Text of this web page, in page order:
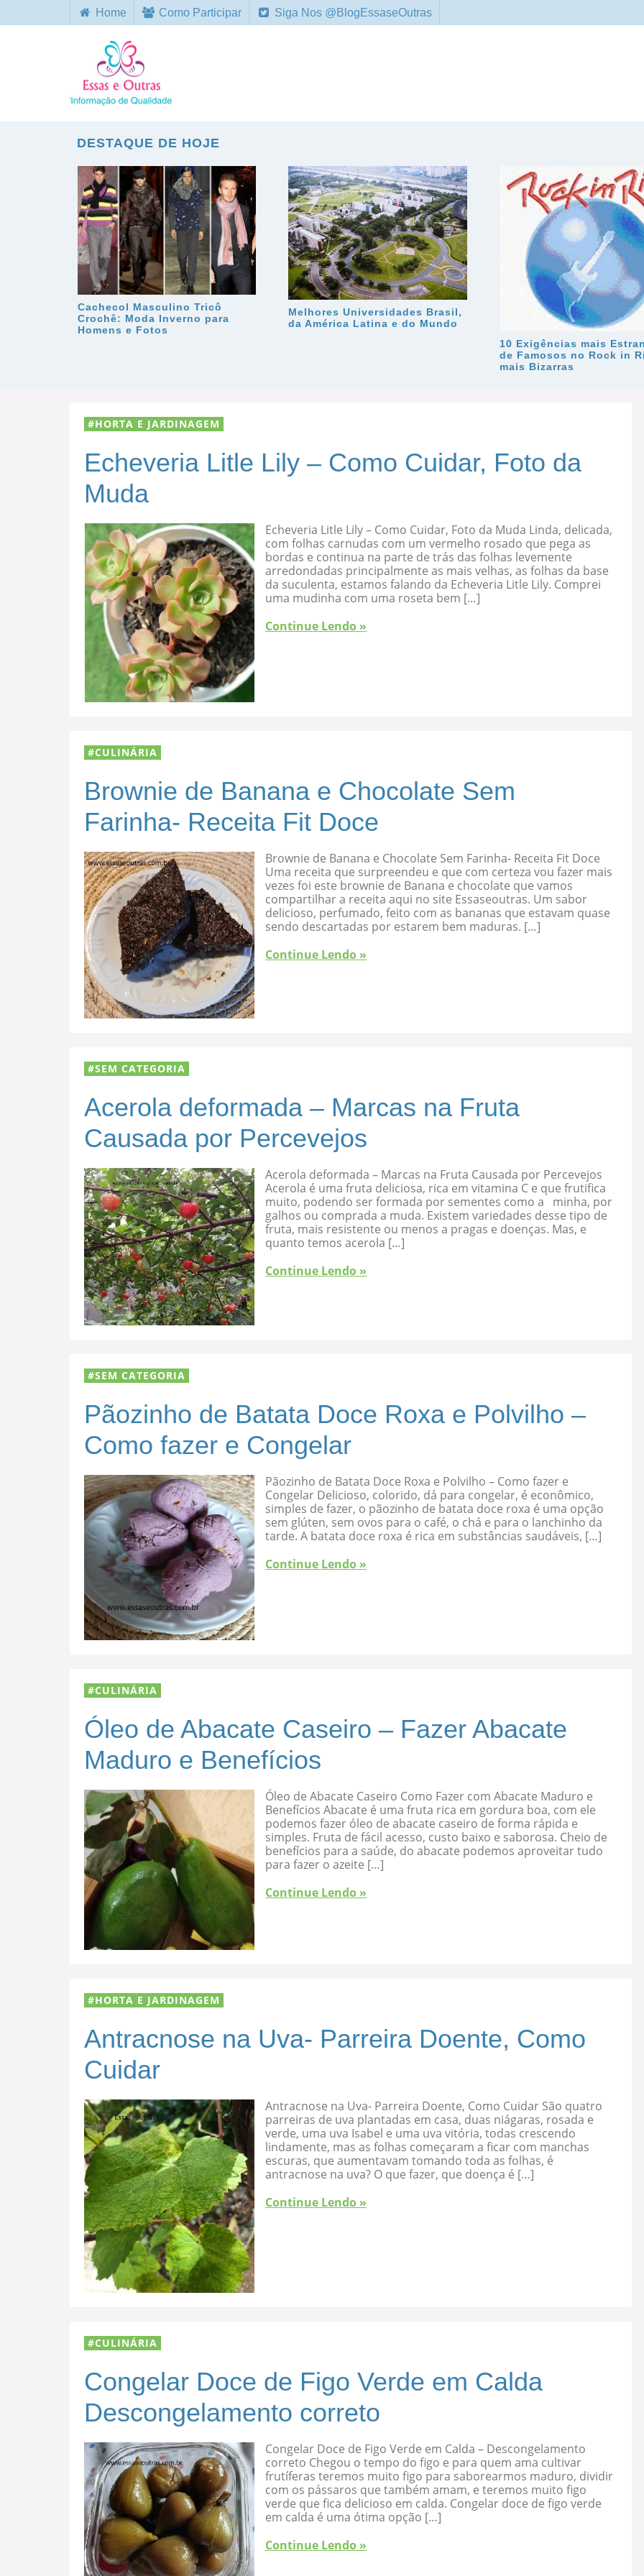
Home Como Participar Siga Nos @BlogEssaseOutras
DESTAQUE DE HOJE
Cachecol Masculino Tricô
Crochê: Moda Inverno para
Homens e Fotos
Melhores Universidades Brasil,
da América Latina e do Mundo
10 Exigências mais
de Famosos no Rock in
mais Bizarras
HORTA E JARDINAGEM
Echeveria Litle Lily – Como Cuidar, Foto da
Muda
Echeveria Litle Lily – Como Cuidar, Foto da Muda Linda, delicada,
com folhas carnudas com um vermelho rosado que pega as
bordas e continua na parte de trás das folhas levemente
arredondadas principalmente as mais velhas, as folhas da base
da suculenta, estamos falando da Echeveria Litle Lily. Comprei
uma mudinha com uma roseta bem […]
Continue Lendo »
CULINÁRIA
Brownie de Banana e Chocolate Sem
Farinha- Receita Fit Doce
Brownie de Banana e Chocolate Sem Farinha- Receita Fit Doce
Uma receita que surpreendeu e que com certeza vou fazer mais
vezes foi este brownie de Banana e chocolate que vamos
compartilhar a receita aqui no site Essaseoutras. Um sabor
delicioso, perfumado, feito com as bananas que estavam quase
sendo descartadas por estarem bem maduras. […]
Continue Lendo »
SEM CATEGORIA
Acerola deformada – Marcas na Fruta
Causada por Percevejos
Acerola deformada – Marcas na Fruta Causada por Percevejos
Acerola é uma fruta deliciosa, rica em vitamina C e que frutifica
muito, podendo ser formada por sementes como a minha, por
galhos ou comprada a muda. Existem variedades desse tipo de
fruta, mais resistente ou menos a pragas e doenças. Mas, e
quanto temos acerola […]
Continue Lendo »
SEM CATEGORIA
Pãozinho de Batata Doce Roxa e Polvilho –
Como fazer e Congelar
Pãozinho de Batata Doce Roxa e Polvilho – Como fazer e
Congelar Delicioso, colorido, dá para congelar, é econômico,
simples de fazer, o pãozinho de batata doce roxa é uma opção
sem glúten, sem ovos para o café, o chá e para o lanchinho da
tarde. A batata doce roxa é rica em substâncias saudáveis, […]
Continue Lendo »
CULINÁRIA
Óleo de Abacate Caseiro – Fazer Abacate
Maduro e Benefícios
Óleo de Abacate Caseiro Como Fazer com Abacate Maduro e
Benefícios Abacate é uma fruta rica em gordura boa, com ele
podemos fazer óleo de abacate caseiro de forma rápida e
simples. Fruta de fácil acesso, custo baixo e saborosa. Cheio de
benefícios para a saúde, do abacate podemos aproveitar tudo
para fazer o azeite […]
Continue Lendo »
HORTA E JARDINAGEM
Antracnose na Uva- Parreira Doente, Como
Cuidar
Antracnose na Uva- Parreira Doente, Como Cuidar São quatro
parreiras de uva plantadas em casa, duas niágaras, rosada e
verde, uma uva Isabel e uma uva vitória, todas crescendo
lindamente, mas as folhas começaram a ficar com manchas
escuras, que aumentavam tomando toda as folhas, é
antracnose na uva? O que fazer, que doença é […]
Continue Lendo »
CULINÁRIA
Congelar Doce de Figo Verde em Calda
Descongelamento correto
Congelar Doce de Figo Verde em Calda – Descongelamento
correto Chegou o tempo do figo e para quem ama cultivar
frutíferas teremos muito figo para saborearmos maduro, dividir
com os pássaros que também amam, e teremos muito figo
verde que fica delicioso em calda. Congelar doce de figo verde
em calda é uma ótima opção […]
Continue Lendo »